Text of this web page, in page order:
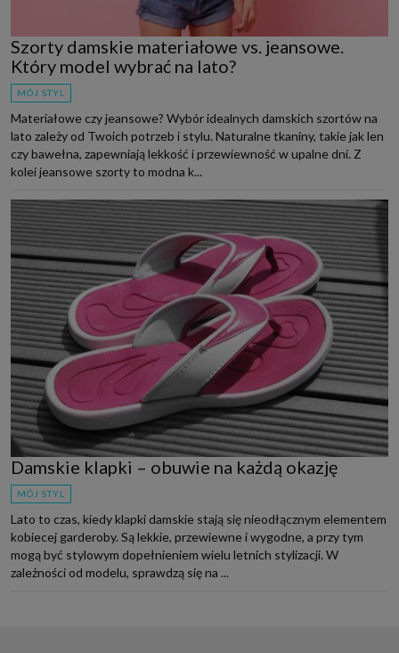
Szorty damskie materiałowe vs. jeansowe.
Który model wybrać na lato?
MÓJ STYL
Materiałowe czy jeansowe? Wybór idealnych damskich szortów na
lato zależy od Twoich potrzeb i stylu. Naturalne tkaniny, takie jak len
czy bawełna, zapewniają lekkość i przewiewność w upalne dni. Z
kolei jeansowe szorty to modna k...
Damskie klapki – obuwie na każdą okazję
MÓJ STYL
Lato to czas, kiedy klapki damskie stają się nieodłącznym elementem
kobiecej garderoby. Są lekkie, przewiewne i wygodne, a przy tym
mogą być stylowym dopełnieniem wielu letnich stylizacji. W
zależności od modelu, sprawdzą się na ...